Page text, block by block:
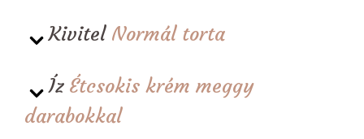
Kivitel Normál torta
Íz Étcsokis krém meggy
darabokkal